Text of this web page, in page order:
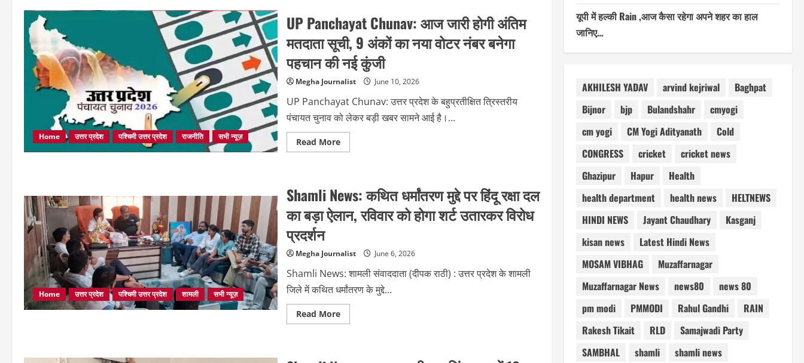
किन्नरों
का
भंडाफोड़,
हापुड़
चुंगी
पर
हंगामा,
पुलिस
ने
लोगों
को
हिरासत
लिया
Home उत्तर प्रदेश पश्चिमी उत्तर प्रदेश राजनीति सभी न्यूज़
UP Panchayat Chunav: आज जारी होगी अंतिम
मतदाता सूची, 9 अंकों का नया वोटर नंबर बनेगा
पहचान की नई कुंजी
Megha Journalist June 10, 2026
UP Panchayat Chunav: उत्तर प्रदेश के बहुप्रतीक्षित त्रिस्तरीय
पंचायत चुनाव को लेकर बड़ी खबर सामने आई है।...
Read MoreRead
more
आज
जारी
अंतिम
मतदाता
अंकों
का
वोटर
नंबर
बनेगा
की
नई
कुंजी
Home उत्तर प्रदेश पश्चिमी उत्तर प्रदेश शामली सभी न्यूज़
Shamli News: कथित धर्मांतरण मुद्दे पर हिंदू रक्षा दल
का बड़ा ऐलान, रविवार को होगा शर्ट उतारकर विरोध
प्रदर्शन
Megha Journalist June 6, 2026
Shamli News: शामली संवाददाता (दीपक राठी) : उत्तर प्रदेश के शामली
जिले में कथित धर्मांतरण के मुद्दे...
Read MoreRead
more
यूपी में हल्की Rain ,आज कैसा रहेगा अपने शहर का हाल
जानिए…
AKHILESH YADAV arvind kejriwal
Baghpat
Bijnor
bjp Bulandshahr
cmyogi
cm yogi
CM Yogi Adityanath
Cold
CONGRESS
cricket
cricket news
Ghazipur
Hapur
Health
health department
health news
HELTNEWS
HINDI NEWS
Jayant Chaudhary
Kasganj
kisan news
Latest Hindi News
MOSAM VIBHAG
Muzaffarnagar
Muzaffarnagar News
news80
news 80
pm modi
PMMODI Rahul Gandhi
RAIN
Rakesh Tikait
RLD
Samajwadi Party
SAMBHAL
shamli
shamli news